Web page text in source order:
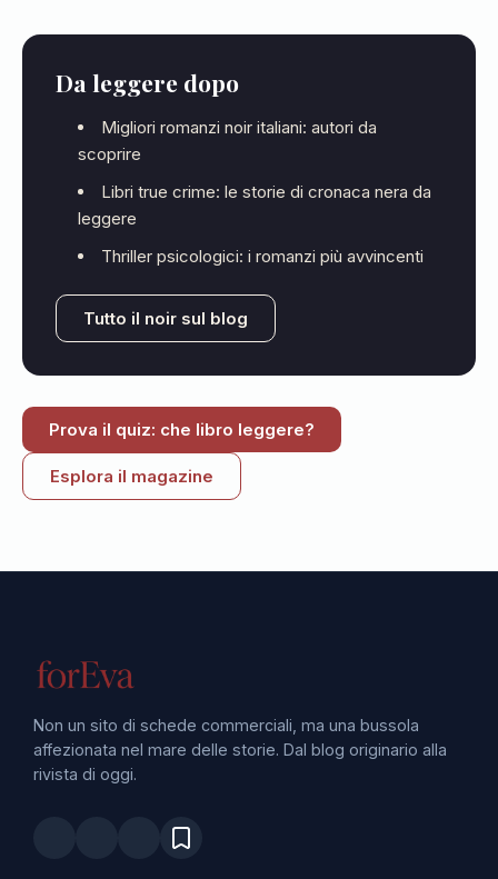
Da leggere dopo
Migliori romanzi noir italiani: autori da
scoprire
Libri true crime: le storie di cronaca nera da
leggere
Thriller psicologici: i romanzi più avvincenti
Tutto il noir sul blog
Prova il quiz: che libro leggere?
Esplora il magazine
Non un sito di schede commerciali, ma una bussola
affezionata nel mare delle storie. Dal blog originario alla
rivista di oggi.